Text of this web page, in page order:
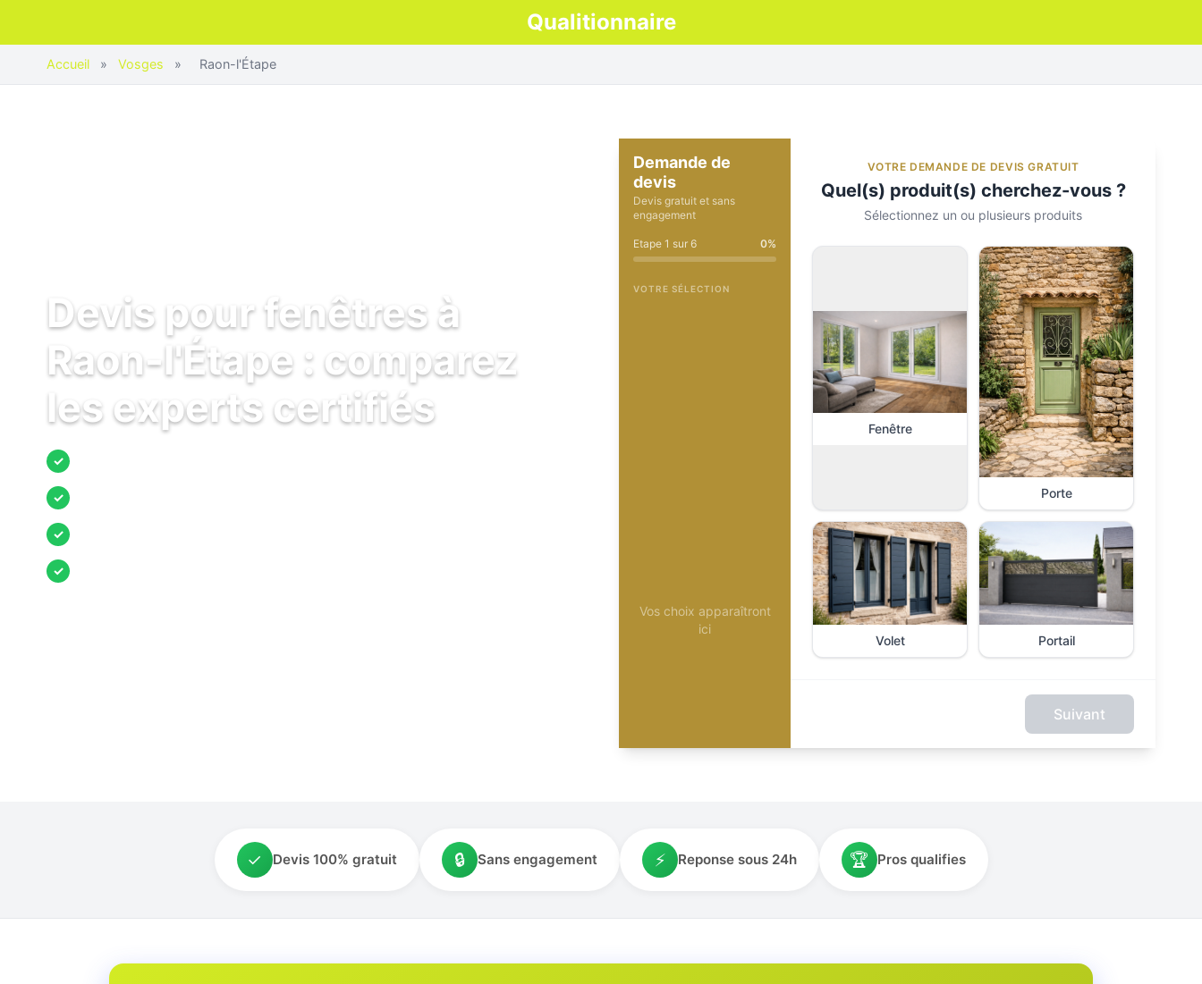
Qualitionnaire
Accueil » Vosges » Raon-l'Étape
Devis pour fenêtres à
Raon-l'Étape : comparez
les experts certifiés
✓
✓
✓
✓
Demande de
devis
Devis gratuit et sans
engagement
Etape 1 sur 6 0%
VOTRE SÉLECTION
Vos choix apparaîtront
ici
VOTRE DEMANDE DE DEVIS GRATUIT
Quel(s) produit(s) cherchez-vous ?
Sélectionnez un ou plusieurs produits
Fenêtre
Porte
Volet Portail
Suivant
✓ Devis 100% gratuit 🔒 Sans engagement ⚡ Reponse sous 24h 🏆 Pros qualifies